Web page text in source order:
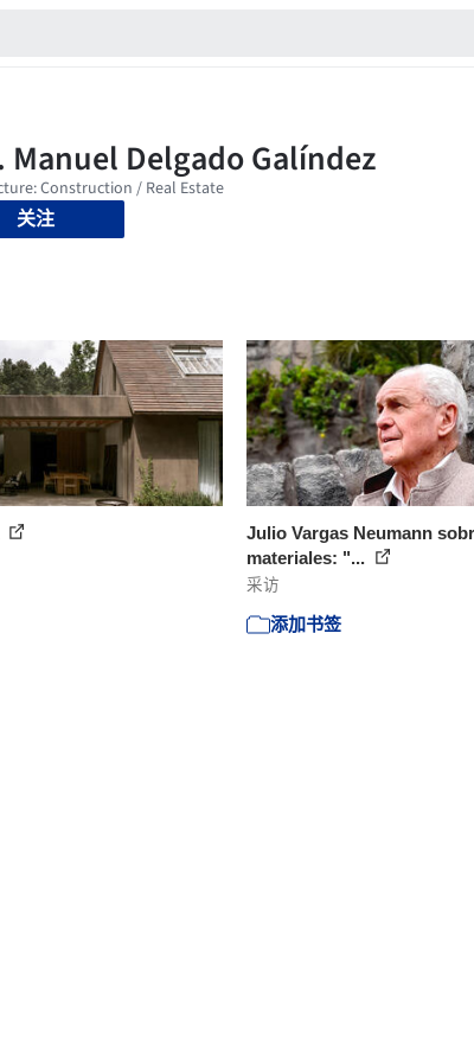
关注
Julio Vargas Neumann
materiales: "...
采访
添加书签